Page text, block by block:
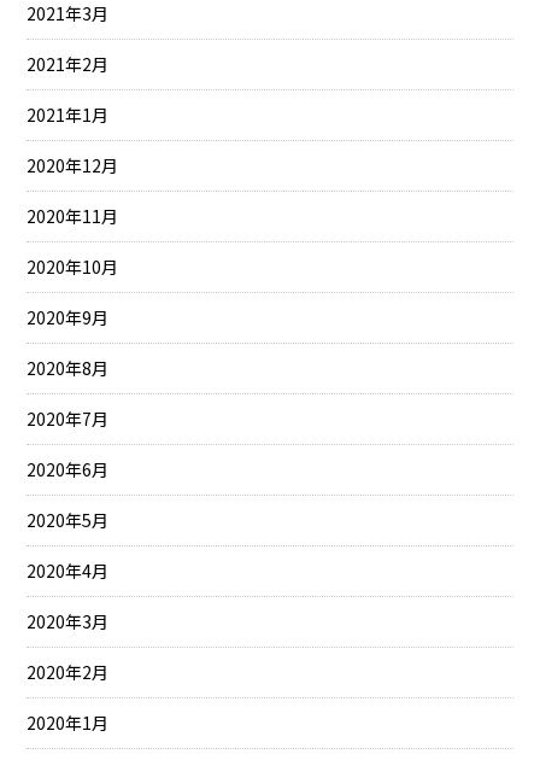
2021年3月
2021年2月
2021年1月
2020年12月
2020年11月
2020年10月
2020年9月
2020年8月
2020年7月
2020年6月
2020年5月
2020年4月
2020年3月
2020年2月
2020年1月